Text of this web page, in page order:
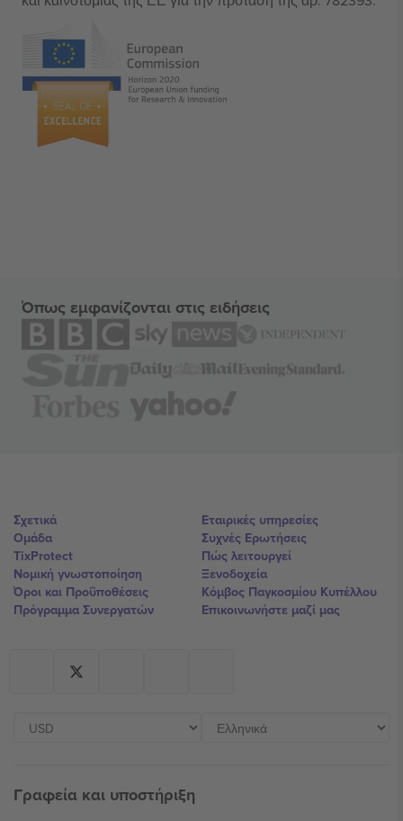
Όπως εμφανίζονται στις ειδήσεις
Σχετικά
Ομάδα
TixProtect
Νομική γνωστοποίηση
Όροι και Προΰποθέσεις
Πρόγραμμα Συνεργατών
Εταιρικές υπηρεσίες
Συχνές Ερωτήσεις
Πώς λειτουργεί
Ξενοδοχεία
Κόμβος Παγκοσμίου Κυπέλλου
Επικοινωνήστε μαζί μας
Γραφεία και υποστήριξη